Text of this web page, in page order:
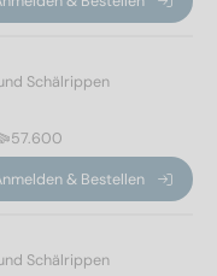
Schälrippen
57.600
& Bestellen
Schälrippen